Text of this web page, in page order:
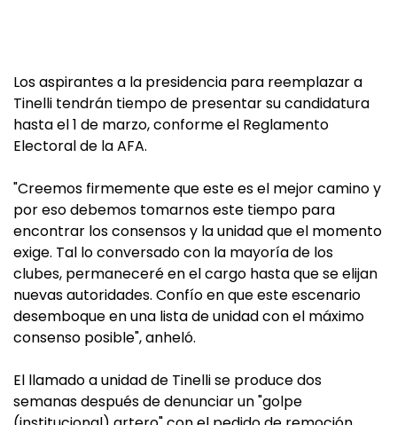
Los aspirantes a la presidencia para reemplazar a
Tinelli tendrán tiempo de presentar su candidatura
hasta el 1 de marzo, conforme el Reglamento
Electoral de la AFA.
"Creemos firmemente que este es el mejor camino y
por eso debemos tomarnos este tiempo para
encontrar los consensos y la unidad que el momento
exige. Tal lo conversado con la mayoría de los
clubes, permaneceré en el cargo hasta que se elijan
nuevas autoridades. Confío en que este escenario
desemboque en una lista de unidad con el máximo
consenso posible", anheló.
El llamado a unidad de Tinelli se produce dos
semanas después de denunciar un "golpe